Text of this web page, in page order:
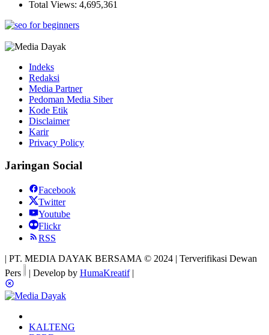
Total Views: 4,695,361
Indeks
Redaksi
Media Partner
Pedoman Media Siber
Kode Etik
Disclaimer
Karir
Privacy Policy
Jaringan Social
Facebook
Twitter
Youtube
Flickr
RSS
| PT. MEDIA DAYAK BERSAMA © 2024 | Terverifikasi Dewan
Pers
| Develop by HumaKreatif|
KALTENG